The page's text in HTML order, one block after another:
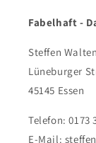
Fabelhaft -
Steffen
Lüneburger
45145 Essen
Telefon: 0173
E-Mail: